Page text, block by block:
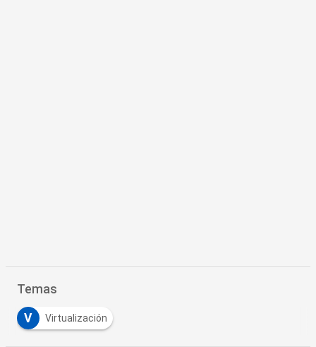
Temas
V Virtualización